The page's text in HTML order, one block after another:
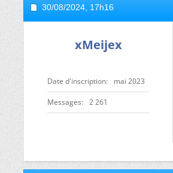
30/08/2024, 17h16
xMeijex
Date d'inscription mai 2023
Messages 2 261